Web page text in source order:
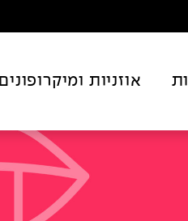
אוזניות ומיקרופונים